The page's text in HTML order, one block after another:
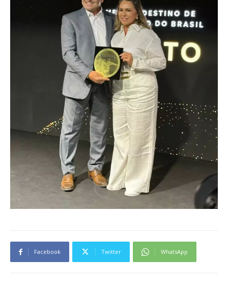
Facebook Twitter WhatsApp